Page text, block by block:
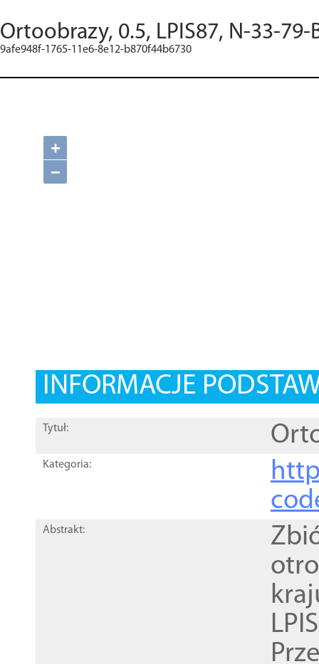
Ortoobrazy, 0.5, LPIS87, N-33-79-
9afe948f-1765-11e6-8e12-b870f44b6730
+
−
INFORMACJE
Tytuł:
Kategoria:
Abstrakt: